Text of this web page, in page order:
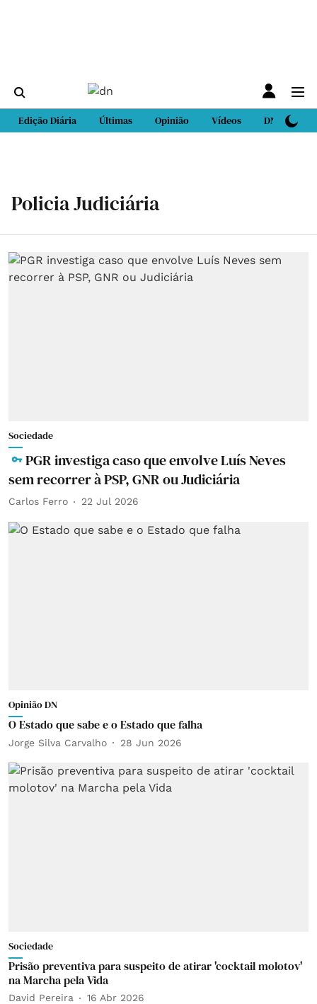
Edição Diária Últimas Opinião Vídeos DN Sport
Policia Judiciária
Sociedade
PGR investiga caso que envolve Luís Neves
sem recorrer à PSP, GNR ou Judiciária
Carlos Ferro 22 Jul 2026
Opinião DN
O Estado que sabe e o Estado que falha
Jorge Silva Carvalho 28 Jun 2026
Sociedade
Prisão preventiva para suspeito de atirar 'cocktail molotov'
na Marcha pela Vida
David Pereira 16 Abr 2026